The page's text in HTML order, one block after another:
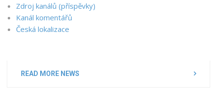
Zdroj kanálů (příspěvky)
Kanál komentářů
Česká lokalizace
READ MORE NEWS